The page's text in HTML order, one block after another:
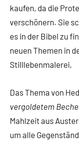
kaufen, da die
verschönern. Sie
es in der Bibel zu
neuen Themen in
Stilllebenmalerei,
Das Thema von
vergoldetem
Mahlzeit aus
um alle